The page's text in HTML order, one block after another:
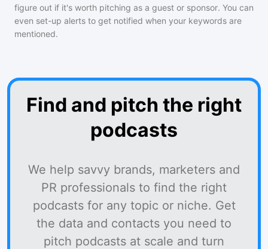
figure out if it's worth pitching as a guest or sponsor. You can
even set-up alerts to get notified when your keywords are
mentioned.
Find and pitch the right
podcasts
We help savvy brands, marketers and
PR professionals to find the right
podcasts for any topic or niche. Get
the data and contacts you need to
pitch podcasts at scale and turn